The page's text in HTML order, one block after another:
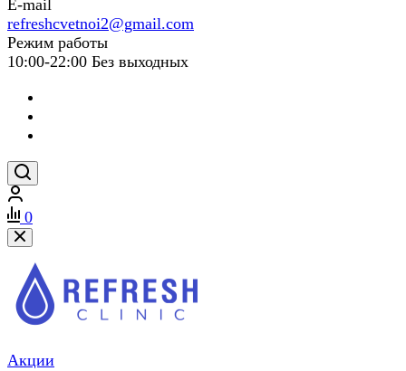
E-mail
refreshcvetnoi2@gmail.com
Режим работы
10:00-22:00 Без выходных
0
Акции